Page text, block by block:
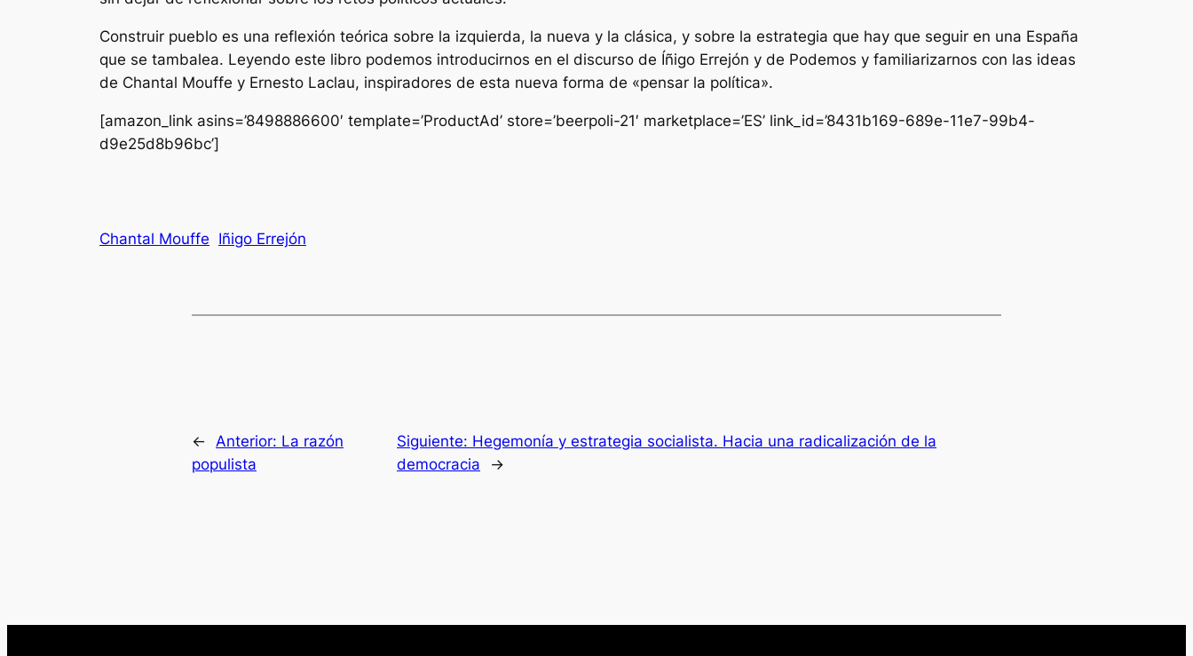
Construir pueblo es una reflexión teórica sobre la izquierda, la nueva y la clásica, y sobre la estrategia que hay que seguir en una España
que se tambalea. Leyendo este libro podemos introducirnos en el discurso de Íñigo Errejón y de Podemos y familiarizarnos con las ideas
de Chantal Mouffe y Ernesto Laclau, inspiradores de esta nueva forma de «pensar la política».
[amazon_link asins=’8498886600′ template=’ProductAd’ store=’beerpoli-21′ marketplace=’ES’ link_id=’8431b169-689e-11e7-99b4-
d9e25d8b96bc’]
Chantal Mouffe Iñigo Errejón
← Anterior: La razón
populista
Siguiente: Hegemonía y estrategia socialista. Hacia una radicalización de la
democracia
→